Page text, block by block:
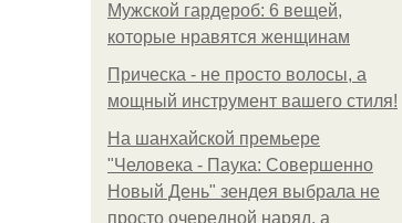
Мужской гардероб: 6 вещей,
которые нравятся женщинам
Прическа - не просто волосы, а
мощный инструмент вашего стиля!
На шанхайской премьере
"Человека - Паука: Совершенно
Новый День" зендея выбрала не
просто очередной наряд, а